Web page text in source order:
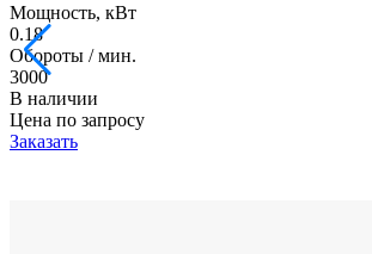
Мощность, кВт
0.18
Обороты / мин.
3000
В наличии
Цена по запросу
Заказать